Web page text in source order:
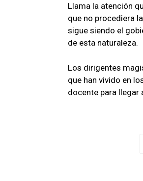
Llama la atención
que no procediera
sigue siendo el
de esta naturaleza.
Los dirigentes
que han vivido en
docente para llegar